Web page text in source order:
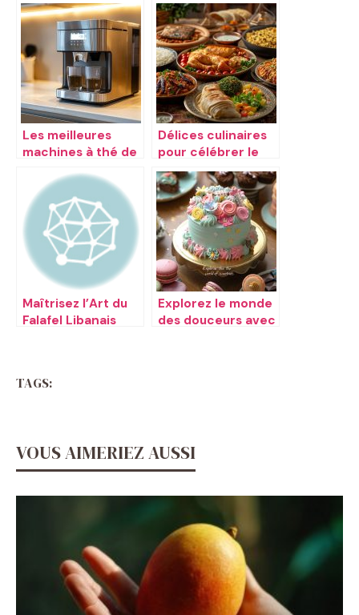
Les meilleures
machines à thé de
Délices culinaires
pour célébrer le
Ramadan
Maîtrisez l’Art du
Falafel Libanais
Explorez le monde
des douceurs avec
TAGS:
VOUS AIMERIEZ AUSSI